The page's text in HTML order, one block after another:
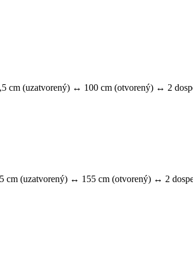
cm (uzatvorený) ↔ 100 cm (otvorený) ↔ 2
(uzatvorený) ↔ 155 cm (otvorený) ↔ 2